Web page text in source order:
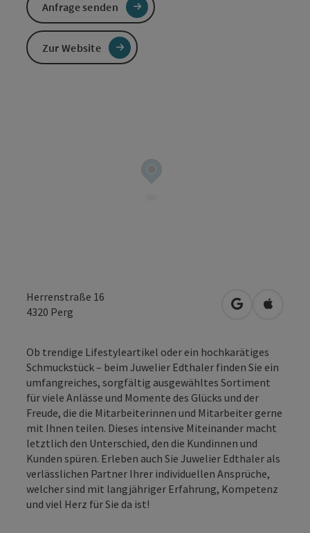
Herrenstraße 16
4320 Perg in Google
in
Ob trendige Lifestyleartikel oder ein hochkarätiges
Schmuckstück – beim Juwelier Edthaler finden Sie ein
umfangreiches, sorgfältig ausgewähltes Sortiment
für viele Anlässe und Momente des Glücks und der
Freude, die die Mitarbeiterinnen und Mitarbeiter gerne
mit Ihnen teilen. Dieses intensive Miteinander macht
letztlich den Unterschied, den die Kundinnen und
Kunden spüren. Erleben auch Sie Juwelier Edthaler als
verlässlichen Partner Ihrer individuellen Ansprüche,
welcher sind mit langjähriger Erfahrung, Kompetenz
und viel Herz für Sie da ist!
Anfrage senden
Zur Website